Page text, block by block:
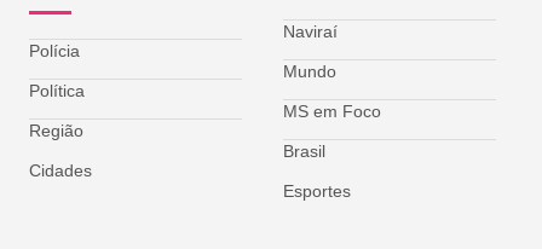
Polícia
Política
Região
Cidades
Naviraí
Mundo
MS em Foco
Brasil
Esportes